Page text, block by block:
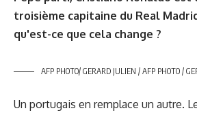
troisième capitaine du Real
qu'est-ce que cela change ?
AFP PHOTO/ GERARD JULIEN / AFP PHOTO /
Un portugais en remplace un autre.